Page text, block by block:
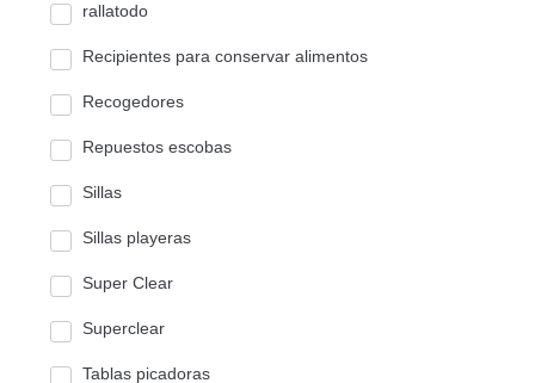
rallatodo
Recipientes para conservar alimentos
Recogedores
Repuestos escobas
Sillas
Sillas playeras
Super Clear
Superclear
Tablas picadoras